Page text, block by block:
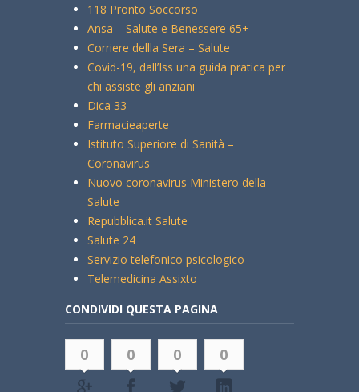
118 Pronto Soccorso
Ansa – Salute e Benessere 65+
Corriere dellla Sera – Salute
Covid-19, dall’Iss una guida pratica per
chi assiste gli anziani
Dica 33
Farmacieaperte
Istituto Superiore di Sanità –
Coronavirus
Nuovo coronavirus Ministero della
Salute
Repubblica.it Salute
Salute 24
Servizio telefonico psicologico
Telemedicina Assixto
CONDIVIDI QUESTA PAGINA
0 0 0 0